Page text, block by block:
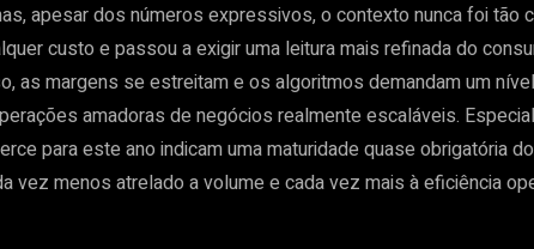
apesar dos números expressivos, o contexto nunca foi tão
custo e passou a exigir uma leitura mais refinada do
as margens se estreitam e os algoritmos demandam um
amadoras de negócios realmente escaláveis.
para este ano indicam uma maturidade quase obrigatória
vez menos atrelado a volume e cada vez mais à eficiência